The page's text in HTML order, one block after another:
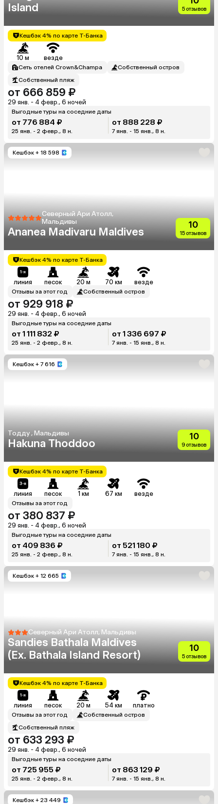
Island
5 отзывов
Кешбэк 4% по карте Т-Банка
10 м везде
Сеть отелей Crown&Champa
Собственный остров
Собственный пляж
от 666 859 ₽
29 янв. - 4 февр., 6 ночей
Выгодные туры на соседние даты
от 776 884 ₽
25 янв. - 2 февр., 8 н.
от 888 228 ₽
7 янв. - 15 янв., 8 н.
Кешбэк + 18 598
Северный Ари Атолл,
Мальдивы
Ananea Madivaru Maldives
10
15 отзывов
Кешбэк 4% по карте Т-Банка
линия песок 20 м 70 км везде
Отзывы за этот год Собственный остров
от 929 918 ₽
29 янв. - 4 февр., 6 ночей
Выгодные туры на соседние даты
от 1 111 832 ₽
25 янв. - 2 февр., 8 н.
от 1 336 697 ₽
7 янв. - 15 янв., 8 н.
Кешбэк + 7 616
Тодду , Мальдивы
Hakuna Thoddoo
10
9 отзывов
Кешбэк 4% по карте Т-Банка
линия песок 1 км 67 км везде
Отзывы за этот год
от 380 837 ₽
29 янв. - 4 февр., 6 ночей
Выгодные туры на соседние даты
от 409 836 ₽
25 янв. - 2 февр., 8 н.
от 521 180 ₽
7 янв. - 15 янв., 8 н.
Кешбэк + 12 665
Северный Ари Атолл, Мальдивы
Sandies Bathala Maldives
(Ex. Bathala Island Resort)
10
5 отзывов
Кешбэк 4% по карте Т-Банка
линия песок 20 м 54 км платно
Отзывы за этот год
Собственный остров
Собственный пляж
от 633 293 ₽
29 янв. - 4 февр., 6 ночей
Выгодные туры на соседние даты
от 725 955 ₽
25 янв. - 2 февр., 8 н.
от 863 129 ₽
7 янв. - 15 янв., 8 н.
Кешбэк + 23 449